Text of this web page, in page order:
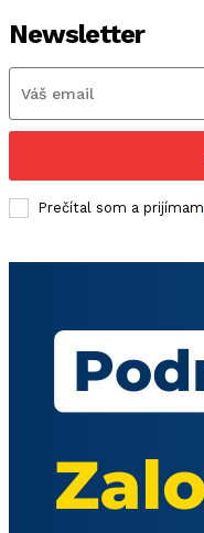
Newsletter
Prečítal som a prijímam